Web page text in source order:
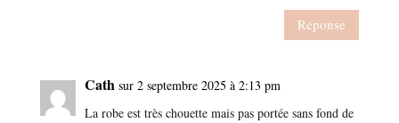
Réponse
Cath sur 2 septembre 2025 à 2:13 pm
La robe est très chouette mais pas portée sans fond de